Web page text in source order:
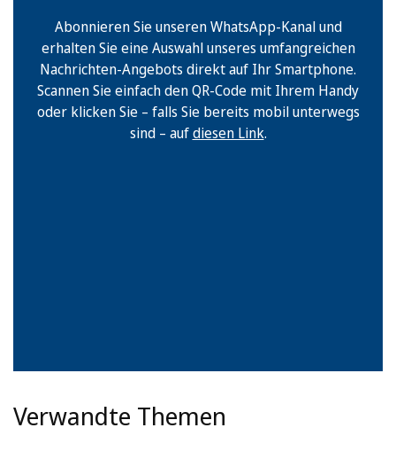
Abonnieren Sie unseren WhatsApp-Kanal und
erhalten Sie eine Auswahl unseres umfangreichen
Nachrichten-Angebots direkt auf Ihr Smartphone.
Scannen Sie einfach den QR-Code mit Ihrem Handy
oder klicken Sie – falls Sie bereits mobil unterwegs
sind – aufdiesen Link.
Verwandte Themen